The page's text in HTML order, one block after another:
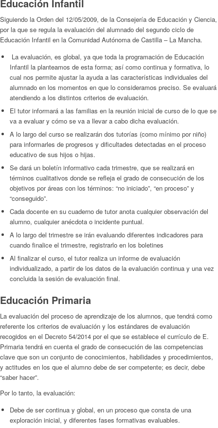
Educación Infantil
Siguiendo la Orden del 12/05/2009, de la Consejería de Educación y Ciencia,
por la que se regula la evaluación del alumnado del segundo ciclo de
Educación Infantil en la Comunidad Autónoma de Castilla – La Mancha.
La evaluación, es global, ya que toda la programación de Educación
Infantil la planteamos de esta forma; así como continua y formativa, lo
cual nos permite ajustar la ayuda a las características individuales del
alumnado en los momentos en que lo consideramos preciso. Se evaluará
atendiendo a los distintos criterios de evaluación.
El tutor informará a las familias en la reunión inicial de curso de lo que se
va a evaluar y cómo se va a llevar a cabo dicha evaluación.
A lo largo del curso se realizarán dos tutorías (como mínimo por niño)
para informarles de progresos y dificultades detectadas en el proceso
educativo de sus hijos o hijas.
Se dará un boletín informativo cada trimestre, que se realizará en
términos cualitativos donde se refleja el grado de consecución de los
objetivos por áreas con los términos: “no iniciado”, “en proceso” y
“conseguido”.
Cada docente en su cuaderno de tutor anota cualquier observación del
alumno, cualquier anécdota o incidente puntual.
A lo largo del trimestre se irán evaluando diferentes indicadores para
cuando finalice el trimestre, registrarlo en los boletines
Al finalizar el curso, el tutor realiza un informe de evaluación
individualizado, a partir de los datos de la evaluación continua y una vez
concluida la sesión de evaluación final.
Educación Primaria
La evaluación del proceso de aprendizaje de los alumnos, que tendrá como
referente los criterios de evaluación y los estándares de evaluación
recogidos en el Decreto 54/2014 por el que se establece el currículo de E.
Primaria tendrá en cuenta el grado de consecución de las competencias
clave que son un conjunto de conocimientos, habilidades y procedimientos,
y actitudes en los que el alumno debe de ser competente; es decir, debe
“saber hacer”.
Por lo tanto, la evaluación:
Debe de ser continua y global, en un proceso que consta de una
exploración inicial, y diferentes fases formativas evaluables.